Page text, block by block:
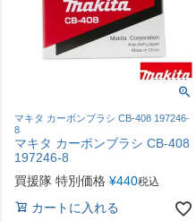
マキタ カーボンブラシ CB-408 197246-
8
マキタ カーボンブラシ CB-408
197246-8
買援隊 特別価格 ¥440税込
カートに入れる